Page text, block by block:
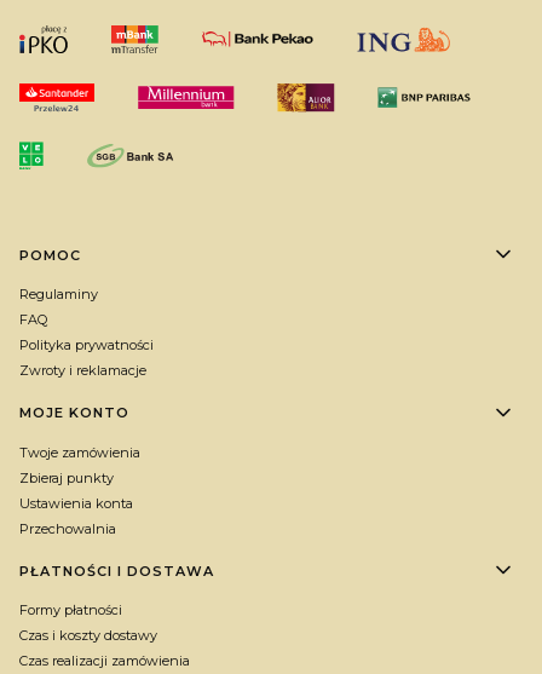
Linki w stopce
POMOC
Regulaminy
FAQ
Polityka prywatności
Zwroty i reklamacje
MOJE KONTO
Twoje zamówienia
Zbieraj punkty
Ustawienia konta
Przechowalnia
PŁATNOŚCI I DOSTAWA
Formy płatności
Czas i koszty dostawy
Czas realizacji zamówienia